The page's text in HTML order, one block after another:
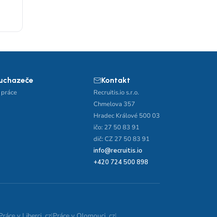
Kontakt
Recruitis.io s.r.o.
Chmelova 357
Hradec Králové 500 03
ičo: 27 50 83 91
dič: CZ 27 50 83 91
info@recruitis.io
+420 724 500 898